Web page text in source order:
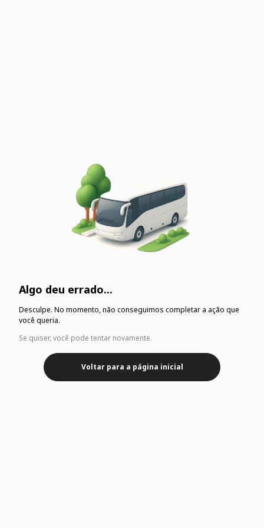
Algo deu errado...
Desculpe. No momento, não conseguimos completar a ação que
você queria.
Se quiser, você pode tentar novamente.
Voltar para a página inicial